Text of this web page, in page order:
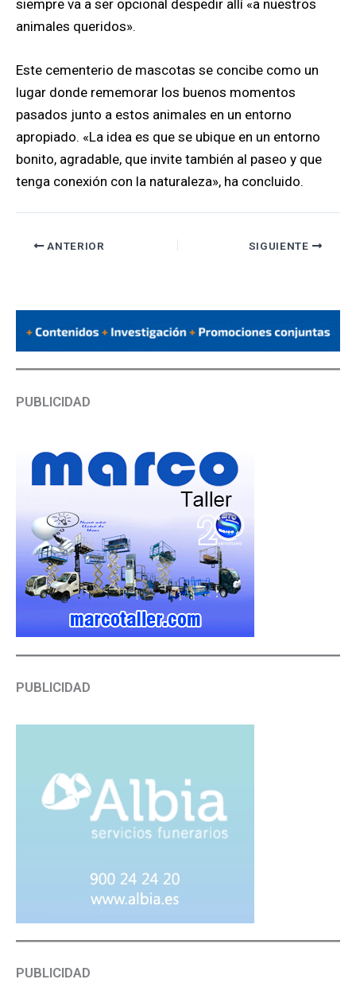
siempre va a ser opcional despedir allí «a nuestros
animales queridos».
Este cementerio de mascotas se concibe como un
lugar donde rememorar los buenos momentos
pasados junto a estos animales en un entorno
apropiado. «La idea es que se ubique en un entorno
bonito, agradable, que invite también al paseo y que
tenga conexión con la naturaleza», ha concluido.
ANTERIOR SIGUIENTE
PUBLICIDAD
PUBLICIDAD
PUBLICIDAD